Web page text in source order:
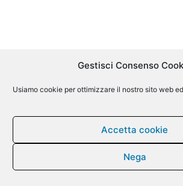
Gestisci Consenso
Usiamo cookie per ottimizzare il nostro sito web
Accetta cookie
Nega